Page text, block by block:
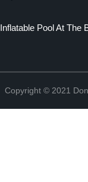
Inflatable Pool At The
Copyright © 2021